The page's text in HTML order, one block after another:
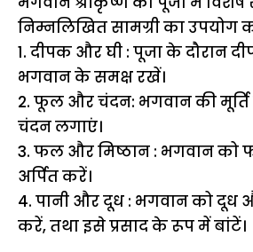
निम्नलिखित सामग्री का उपयोग
1. दीपक और घी : पूजा के दौरान
भगवान के समक्ष रखें।
2. फूल और चंदन: भगवान की
चंदन लगाएं।
3. फल और मिष्ठान : भगवान को
अर्पित करें।
4. पानी और दूध : भगवान को दूध
करें, तथा इसे प्रसाद के रूप में बांटें।